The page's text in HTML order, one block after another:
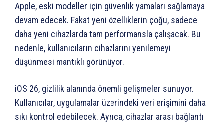
Apple, eski modeller için güvenlik yamaları sağlamaya
devam edecek. Fakat yeni özelliklerin çoğu, sadece
daha yeni cihazlarda tam performansla çalışacak. Bu
nedenle, kullanıcıların cihazlarını yenilemeyi
düşünmesi mantıklı görünüyor.
iOS 26, gizlilik alanında önemli gelişmeler sunuyor.
Kullanıcılar, uygulamalar üzerindeki veri erişimini daha
sıkı kontrol edebilecek. Ayrıca, cihazlar arası bağlantı